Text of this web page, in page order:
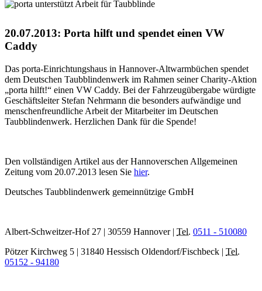
20.07.2013: Porta hilft und spendet einen VW
Caddy
Das porta-Einrichtungshaus in Hannover-Altwarmbüchen spendet
dem Deutschen Taubblindenwerk im Rahmen seiner Charity-Aktion
„porta hilft!“ einen VW Caddy. Bei der Fahrzeugübergabe würdigte
Geschäftsleiter Stefan Nehrmann die besonders aufwändige und
menschenfreundliche Arbeit der Mitarbeiter im Deutschen
Taubblindenwerk. Herzlichen Dank für die Spende!
Den vollständigen Artikel aus der Hannoverschen Allgemeinen
Zeitung vom 20.07.2013 lesen Sie hier.
Deutsches Taubblindenwerk gemeinnützige GmbH
Albert-Schweitzer-Hof 27 | 30559 Hannover | Tel. 0511 - 510080
Pötzer Kirchweg 5 | 31840 Hessisch Oldendorf/Fischbeck | Tel.
05152 - 94180